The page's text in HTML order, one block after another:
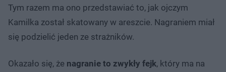
Tym razem ma ono przedstawiać to, jak ojczym
Kamilka został skatowany w areszcie. Nagraniem miał
się podzielić jeden ze strażników.
Okazało się, że nagranie to zwykły fejk, który ma na